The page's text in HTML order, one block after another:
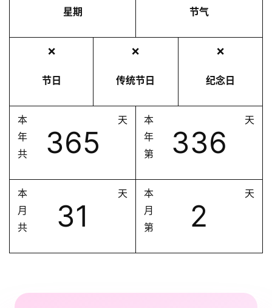
星期 节气
❌
节日
❌
传统节日
❌
纪念日
本
年
共
365
天
本
年
第
336
天
本
月
共
31
天
本
月
第
2
天